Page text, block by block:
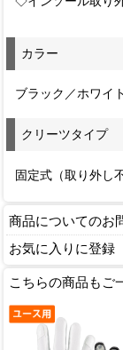
カラー
ブラック／ホワイト
クリーツタイプ
固定式（取り外し
商品についてのお
お気に入りに登録
こちらの商品もご